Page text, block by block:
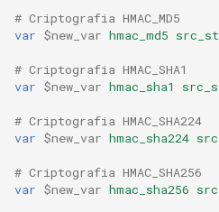
# Criptografia HMAC_MD5
var $new_var hmac_md5
# Criptografia HMAC_SHA1
var $new_var hmac_sha1
# Criptografia HMAC_SHA224
var $new_var hmac_sha224
# Criptografia HMAC_SHA256
var $new_var hmac_sha256